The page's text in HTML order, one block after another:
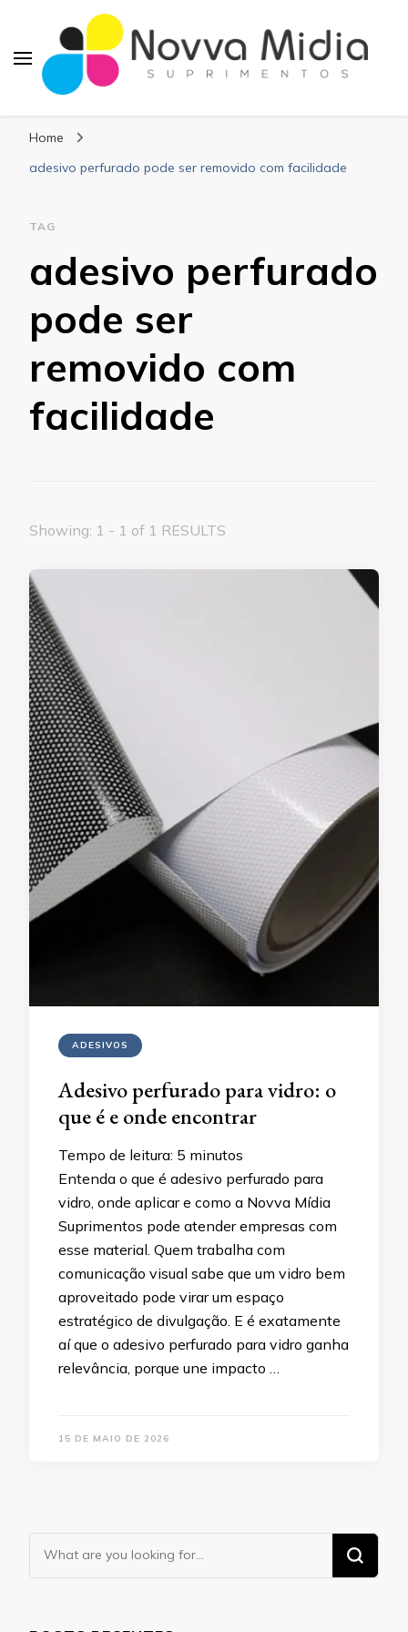
Home
adesivo perfurado pode ser removido com facilidade
TAG
adesivo perfurado
pode ser
removido com
facilidade
Showing: 1 - 1 of 1 RESULTS
ADESIVOS
Adesivo perfurado para vidro: o
que é e onde encontrar
Tempo de leitura: 5 minutos
Entenda o que é adesivo perfurado para
vidro, onde aplicar e como a Novva Mídia
Suprimentos pode atender empresas com
esse material. Quem trabalha com
comunicação visual sabe que um vidro bem
aproveitado pode virar um espaço
estratégico de divulgação. E é exatamente
aí que o adesivo perfurado para vidro ganha
relevância, porque une impacto …
15 DE MAIO DE 2026
Looking
for